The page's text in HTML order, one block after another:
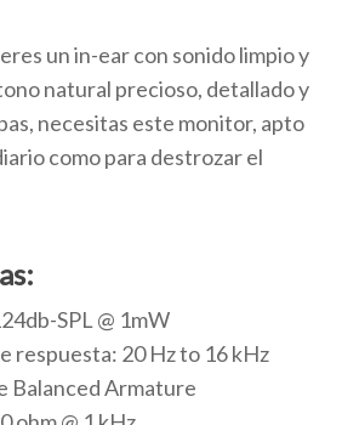
un in-ear con sonido limpio y
natural precioso, detallado y
necesitas este monitor, apto
como para destrozar el
SPL @ 1mW
respuesta: 20 Hz to 16 kHz
Balanced Armature